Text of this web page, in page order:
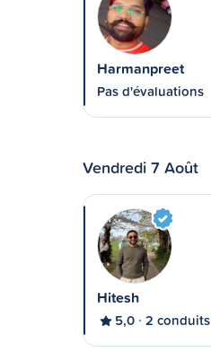
Harmanpreet
Pas d'évaluations
Vendredi 7 Août
Hitesh
5,0 2 conduits